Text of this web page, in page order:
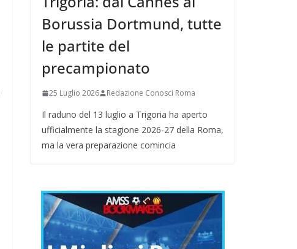
Borussia Dortmund, tutte
le partite del
precampionato
25 Luglio 2026 Redazione Conosci Roma
Il raduno del 13 luglio a Trigoria ha aperto
ufficialmente la stagione 2026-27 della Roma,
ma la vera preparazione comincia